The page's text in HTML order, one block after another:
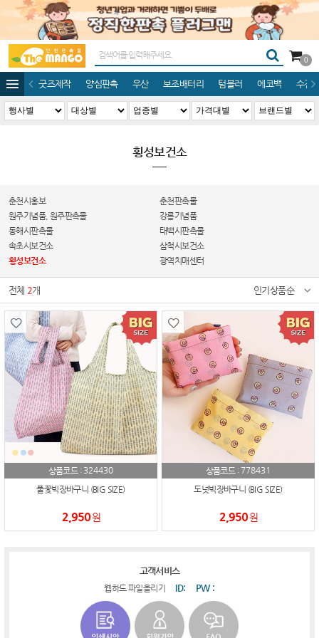
0
굿즈제작 양심판촉 우산 보조배터리 텀블러 에코백 수건/
횡성보건소
춘천시홍보
춘천판촉물
원주기념품, 원주판촉물
강릉기념품
동해시판촉물
태백시판촉물
속초시보건소
삼척시보건소
횡성보건소
광역치매센터
전체 2개 인기상품순
상품코드 : 324430
풀꽃빅장바구니 (BIG SIZE)
2,950원
상품코드 : 778431
도넛빅장바구니 (BIG SIZE)
2,950원
고객서비스
웹하드 파일올리기 ID: PW :